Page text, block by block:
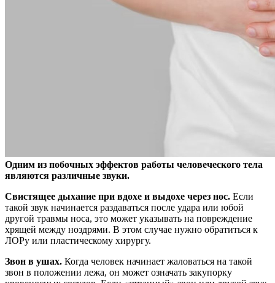
Одним из побочных эффектов работы человеческого тела
являются различные звуки.
Свистящее дыхание при вдохе и выдохе через нос. Если
такой звук начинается раздаваться после удара или юбой
другой травмы носа, это может указывать на повреждение
хрящей между ноздрями. В этом случае нужно обратиться к
ЛОРу или пластическому хирургу.
Звон в ушах. Когда человек начинает жаловаться на такой
звон в положении лежа, он может означать закупорку